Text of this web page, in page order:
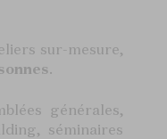
sur-mesure,
.
générales,
séminaires